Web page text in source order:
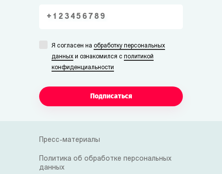
Я согласен на обработку персональных
данных и ознакомился с политикой
конфиденциальности
Подписаться
Пресс-материалы
Политика об обработке персональных
данных